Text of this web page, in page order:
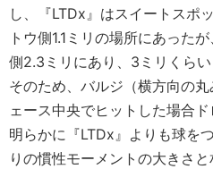
し、『LTDx』はスイートスポ
トウ側1.1ミリの場所にあった
側2.3ミリにあり、3ミリくらい
そのため、バルジ（横方向の
ェース中央でヒットした場合ド
明らかに『LTDx』よりも球を
りの慣性モーメントの大きさ